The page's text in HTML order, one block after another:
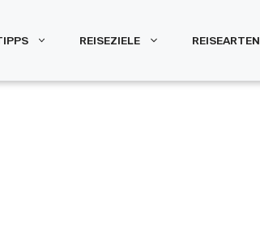
REISEZIELE REISEARTEN